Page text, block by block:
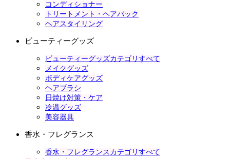
コンディショナー
トリートメント・ヘアパック
ヘアスタイリング
ビューティーグッズ
ビューティーグッズカテゴリすべて
メイクグッズ
ボディケアグッズ
ヘアブラシ
日焼け対策・ケア
冷温グッズ
美容器具
香水・フレグランス
香水・フレグランスカテゴリすべて